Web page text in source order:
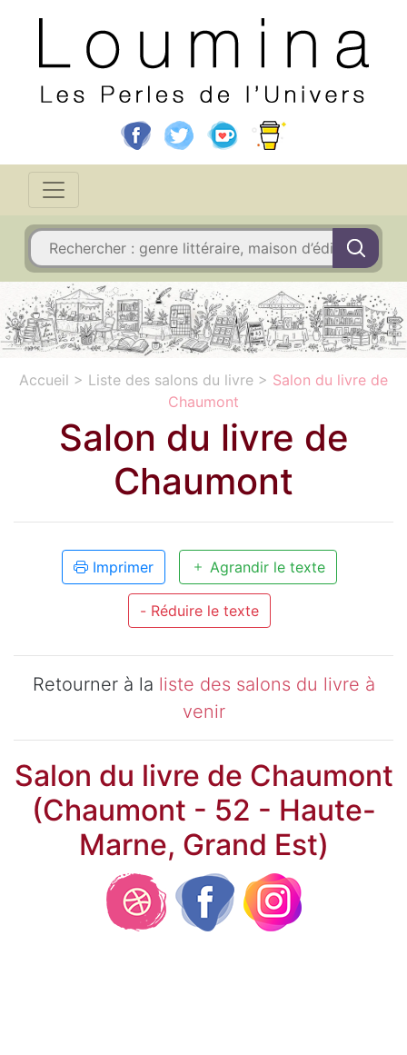
Accueil > Liste des salons du livre > Salon du livre de
Chaumont
Salon du livre de
Chaumont
Imprimer Agrandir le texte
- Réduire le texte
Retourner à la liste des salons du livre à
venir
Salon du livre de Chaumont
(Chaumont - 52 - Haute-
Marne, Grand Est)